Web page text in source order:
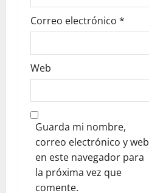
Correo electrónico *
Web
Guarda mi nombre,
correo electrónico y web
en este navegador para
la próxima vez que
comente.